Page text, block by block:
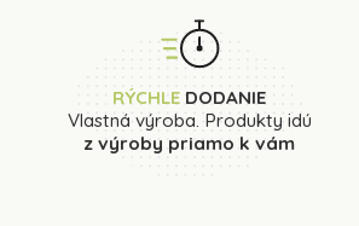
RÝCHLE DODANIE
Vlastná výroba. Produkty idú
z výroby priamo k vám